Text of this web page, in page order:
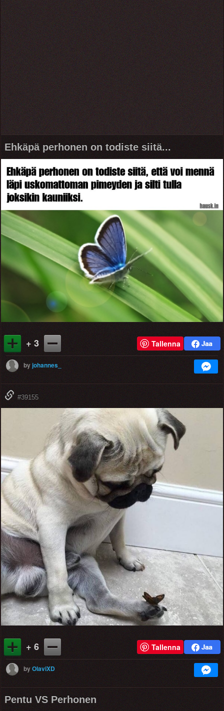
Ehkäpä perhonen on todiste siitä...
+ 3 Tallenna
byjohannes_
#39155
+ 6 Tallenna
byOlaviXD
Pentu VS Perhonen